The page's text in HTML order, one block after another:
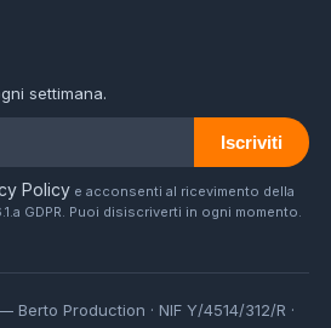
settimana.
Iscriviti
Policy e acconsenti al ricevimento della
GDPR. Puoi disiscriverti in ogni momento.
Production · NIF Y/4514/312/R ·